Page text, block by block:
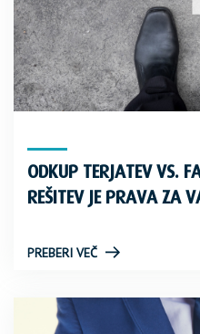
ODKUP TERJATEV VS.
REŠITEV JE PRAVA ZA
PREBERI VEČ